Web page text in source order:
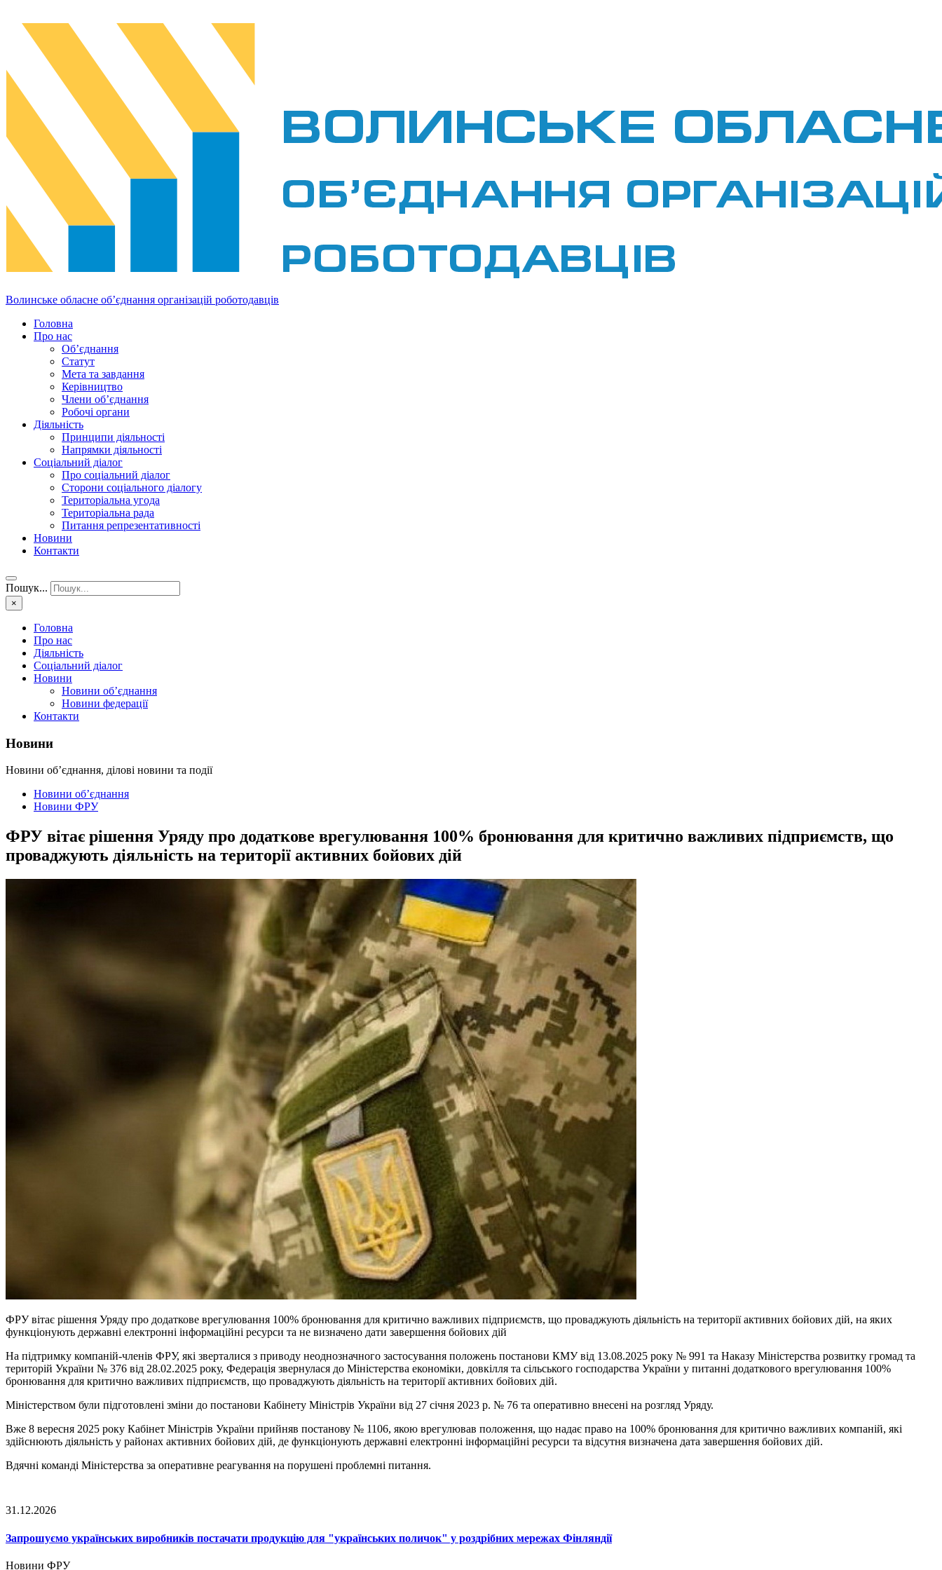
Волинське обласне об’єднання організацій роботодавців
Головна
Про нас
Об’єднання
Статут
Мета та завдання
Керівництво
Члени об’єднання
Робочі органи
Діяльність
Принципи діяльності
Напрямки діяльності
Соціальний діалог
Про соціальний діалог
Сторони соціального діалогу
Територіальна угода
Територіальна рада
Питання репрезентативності
Новини
Контакти
Пошук...
×
Головна
Про нас
Діяльність
Соціальний діалог
Новини
Новини об’єднання
Новини федерації
Контакти
Новини
Новини об’єднання, ділові новини та події
Новини об’єднання
Новини ФРУ
ФРУ вітає рішення Уряду про додаткове врегулювання 100% бронювання для критично важливих підприємств, що
проваджують діяльність на території активних бойових дій
ФРУ вітає рішення Уряду про додаткове врегулювання 100% бронювання для критично важливих підприємств, що проваджують діяльність на території активних бойових дій, на яких
функціонують державні електронні інформаційні ресурси та не визначено дати завершення бойових дій
На підтримку компаній-членів ФРУ, які зверталися з приводу неоднозначного застосування положень постанови КМУ від 13.08.2025 року № 991 та Наказу Міністерства розвитку громад та
територій України № 376 від 28.02.2025 року, Федерація звернулася до Міністерства економіки, довкілля та сільського господарства України у питанні додаткового врегулювання 100%
бронювання для критично важливих підприємств, що проваджують діяльність на території активних бойових дій.
Міністерством були підготовлені зміни до постанови Кабінету Міністрів України від 27 січня 2023 р. № 76 та оперативно внесені на розгляд Уряду.
Вже 8 вересня 2025 року Кабінет Міністрів України прийняв постанову № 1106, якою врегулював положення, що надає право на 100% бронювання для критично важливих компаній, які
здійснюють діяльність у районах активних бойових дій, де функціонують державні електронні інформаційні ресурси та відсутня визначена дата завершення бойових дій.
Вдячні команді Міністерства за оперативне реагування на порушені проблемні питання.
31.12.2026
Запрошуємо українських виробників постачати продукцію для "українських поличок" у роздрібних мережах Фінляндії
Новини ФРУ